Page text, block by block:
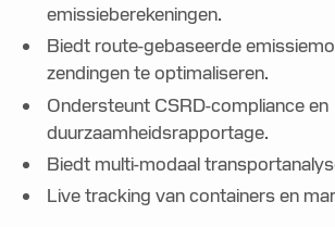
emissieberekeningen.
Biedt route-gebaseerde
zendingen te optimaliseren.
Ondersteunt CSRD-compliance en
duurzaamheidsrapportage.
Biedt multi-modaal
Live tracking van containers en